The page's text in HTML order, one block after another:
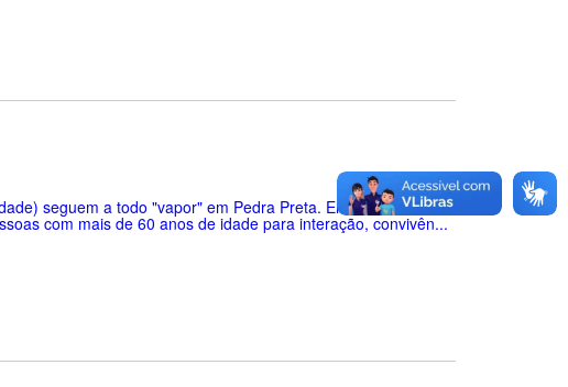
seguem a todo "vapor" em Pedra Preta. Em breve o novo
com mais de 60 anos de idade para interação, convivên...